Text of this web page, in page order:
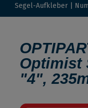
Segel-Aufkleber |
Optimist
"4",